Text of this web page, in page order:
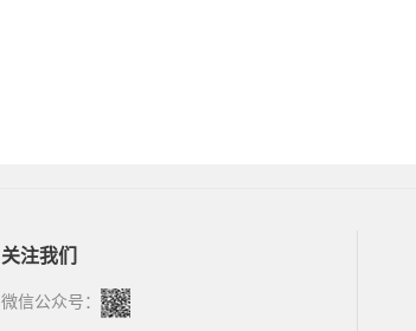
关注我们
微信公众号：